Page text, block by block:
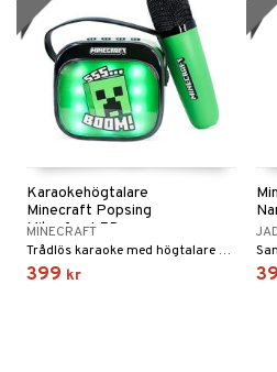
Karaokehögtalare
Minecraft Popsing
Mikrofon LED
MINECRAFT
Trådlös karaoke med högtalare och mikrofonen från Minecraft.
399 kr 39